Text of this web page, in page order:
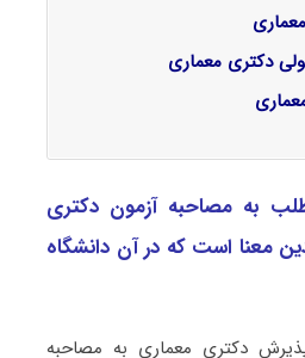
دکتری معماری
به مصاحبه آزمون دکتری
معنا است که در آن دانشگاه
دکتری ﻣﻌﻤﺎری به مصاحبه